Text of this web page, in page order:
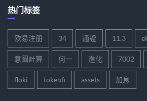
热门标签
欧易注册 34 通證 11.3
意圖計算 何一 進化 7002
floki tokenfi assets 加息